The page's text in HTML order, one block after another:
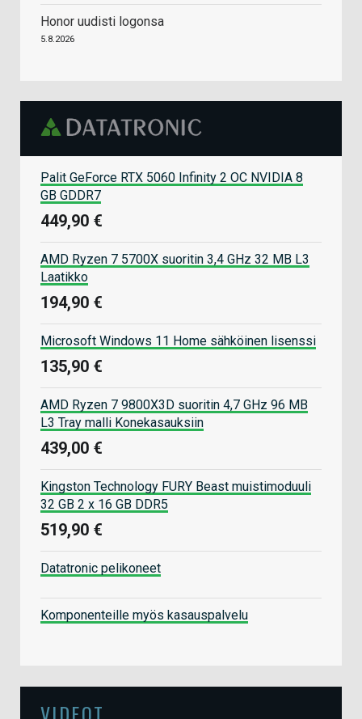
Honor uudisti logonsa
5.8.2026
Palit GeForce RTX 5060 Infinity 2 OC NVIDIA 8
GB GDDR7
449,90 €
AMD Ryzen 7 5700X suoritin 3,4 GHz 32 MB L3
Laatikko
194,90 €
Microsoft Windows 11 Home sähköinen lisenssi
135,90 €
AMD Ryzen 7 9800X3D suoritin 4,7 GHz 96 MB
L3 Tray malli Konekasauksiin
439,00 €
Kingston Technology FURY Beast muistimoduuli
32 GB 2 x 16 GB DDR5
519,90 €
Datatronic pelikoneet
Komponenteille myös kasauspalvelu